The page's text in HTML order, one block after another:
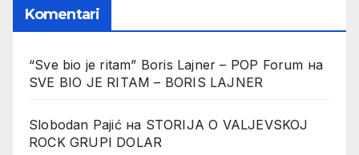
Komentari
“Sve bio je ritam” Boris Lajner – POP Forum на
SVE BIO JE RITAM – BORIS LAJNER
Slobodan Pajićна STORIJA O VALJEVSKOJ
ROCK GRUPI DOLAR